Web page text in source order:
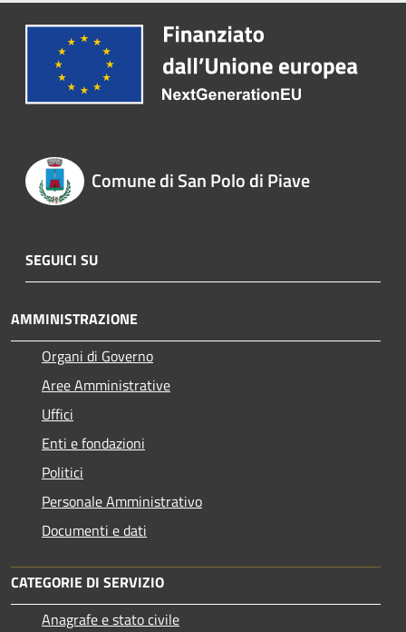
Comune di San Polo di Piave
SEGUICI SU
AMMINISTRAZIONE
Organi di Governo
Aree Amministrative
Uffici
Enti e fondazioni
Politici
Personale Amministrativo
Documenti e dati
CATEGORIE DI SERVIZIO
Anagrafe e stato civile